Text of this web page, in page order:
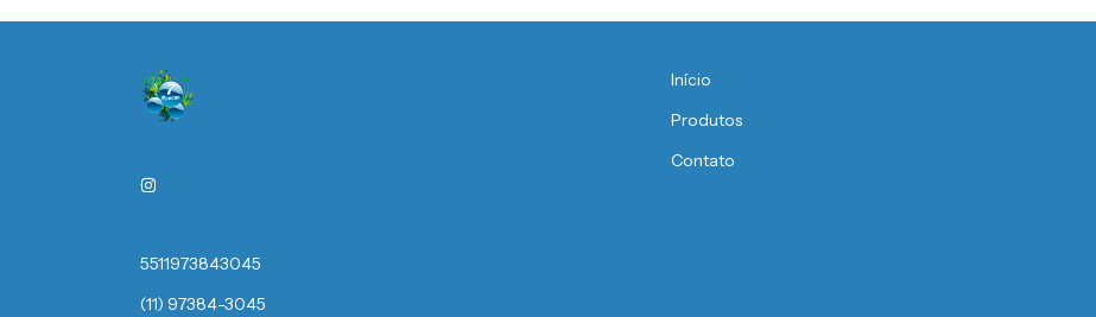
5511973843045
(11) 97384-3045
Início
Produtos
Contato